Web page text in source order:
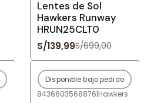
Lentes de Sol
Hawkers Runway
HRUN25CLT0
S/139,99S/699,00
-80%OFF
Agotado
Disponible bajo pedido
8436603568876|Hawkers